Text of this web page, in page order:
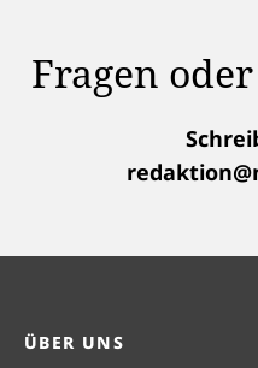
Fragen
ÜBER UNS